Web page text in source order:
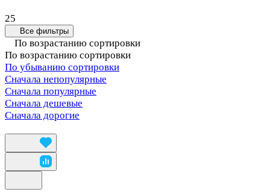
25
Все фильтры
По возрастанию сортировки
По возрастанию сортировки
По убыванию сортировки
Сначала непопулярные
Сначала популярные
Сначала дешевые
Сначала дорогие